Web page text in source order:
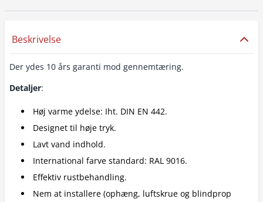
Beskrivelse
Der ydes 10 års garanti mod gennemtæring.
Detaljer:
Høj varme ydelse: Iht. DIN EN 442.
Designet til høje tryk.
Lavt vand indhold.
International farve standard: RAL 9016.
Effektiv rustbehandling.
Nem at installere (ophæng, luftskrue og blindprop